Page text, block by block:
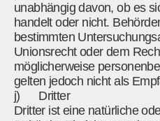
unabhängig davon, ob es
handelt oder nicht.
bestimmten
Unionsrecht oder dem
möglicherweise
gelten jedoch nicht als
j) Dritter
Dritter ist eine natürliche